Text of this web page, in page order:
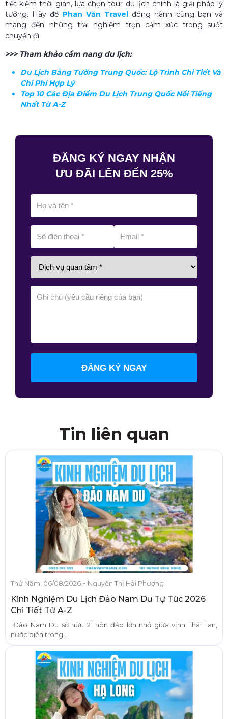
tiết kiệm thời gian, lựa chọn tour du lịch chính là giải pháp lý
tưởng. Hãy để Phan Văn Travel đồng hành cùng bạn và
mang đến những trải nghiệm trọn cảm xúc trong suốt
chuyến đi.
>>> Tham khảo cẩm nang du lịch:
Du Lịch Bằng Tường Trung Quốc​: Lộ Trình Chi Tiết Và
Chi Phí Hợp Lý
Top 10 Các Địa Điểm Du Lịch Trung Quốc Nổi Tiếng
Nhất Từ A-Z
ĐĂNG KÝ NGAY NHẬN
ƯU ĐÃI LÊN ĐẾN 25%
ĐĂNG KÝ NGAY
Tin liên quan
Thứ Năm, 06/08/2026 - Nguyễn Thị Hải Phượng
Kinh Nghiệm Du Lịch Đảo Nam Du Tự Túc 2026
Chi Tiết Từ A-Z
Đảo Nam Du sở hữu 21 hòn đảo lớn nhỏ giữa vịnh Thái Lan,
nước biển trong...